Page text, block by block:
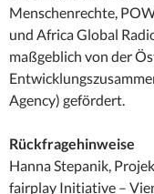
Menschenrechte,
und Africa Global
maßgeblich von der
Agency) gefördert.
Rückfragehinweise
Hanna Stepanik,
fairplay Initiative –